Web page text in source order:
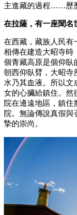
主進藏的過程……歷
在拉薩，有一座聞名
在西藏，藏族人民有
相傳在建造大昭寺時
個青藏高原是個仰臥
朝西仰臥臂，大昭寺
水乃其血液。所以文
女的心臟給鎮住。然
院在邊遠地區，鎮
院。無論傳說真假
摯的崇尚。